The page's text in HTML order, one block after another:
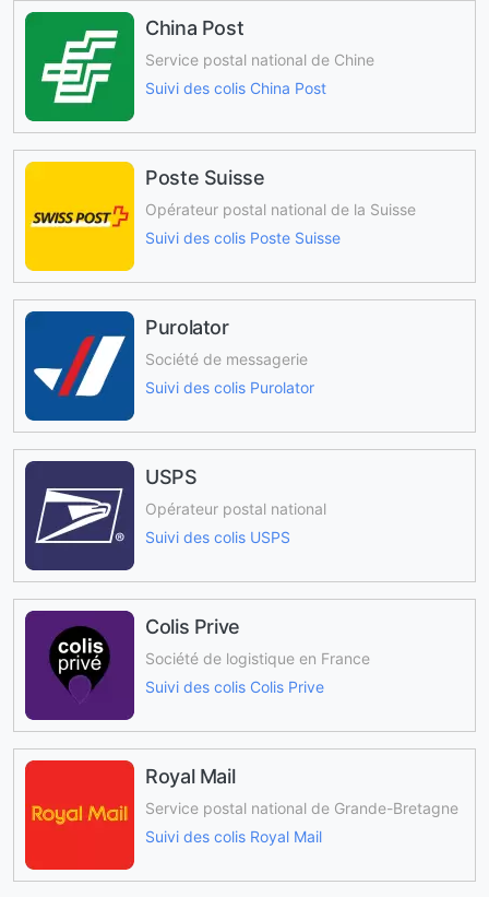
China Post
Service postal national de Chine
Suivi des colis China Post
Poste Suisse
Opérateur postal national de la Suisse
Suivi des colis Poste Suisse
Purolator
Société de messagerie
Suivi des colis Purolator
USPS
Opérateur postal national
Suivi des colis USPS
Colis Prive
Société de logistique en France
Suivi des colis Colis Prive
Royal Mail
Service postal national de Grande-Bretagne
Suivi des colis Royal Mail